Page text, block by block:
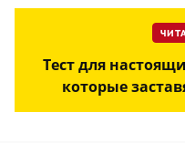
Тест для
которые